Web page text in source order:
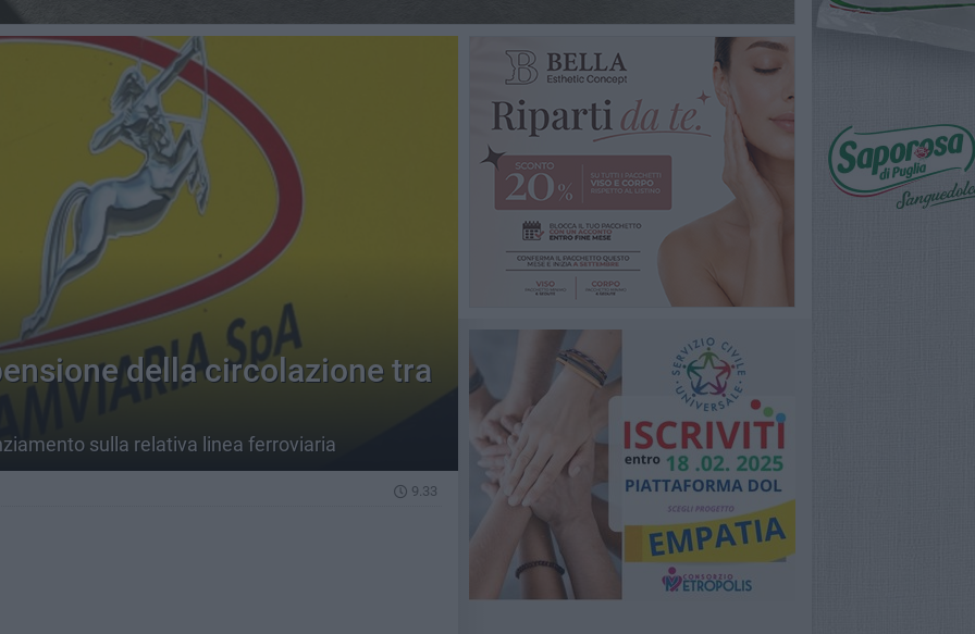
della circolazione tra
sulla relativa linea ferroviaria
9.33